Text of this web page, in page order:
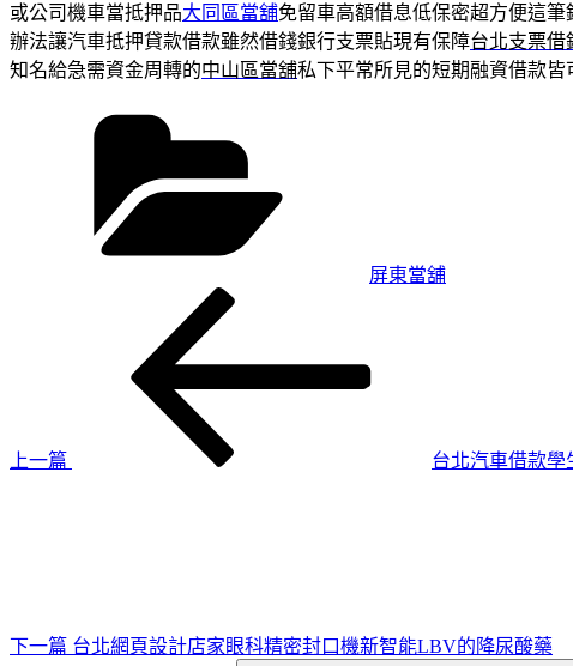
或公司機車當抵押品大同區當舖免留車高額借息低保密超方便這
辦法讓汽車抵押貸款借款雖然借錢銀行支票貼現有保障台北支票借
知名給急需資金周轉的中山區當舖私下平常所見的短期融資借款
屏東當舖
上一篇
台北汽車借款學
下一篇 台北網頁設計店家眼科精密封口機新智能LBV的降尿酸藥